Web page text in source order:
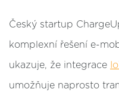
Český startup
komplexní řešení e-
ukazuje, že integrace
umožňuje naprosto